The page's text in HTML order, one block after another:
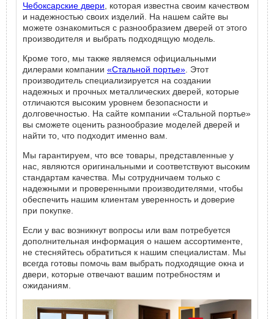
Чебоксарские двери , которая известна своим качеством
и надежностью своих изделий. На нашем сайте вы
можете ознакомиться с разнообразием дверей от этого
производителя и выбрать подходящую модель.
Кроме того, мы также являемся официальными
дилерами компании «Стальной портье» . Этот
производитель специализируется на создании
надежных и прочных металлических дверей, которые
отличаются высоким уровнем безопасности и
долговечностью. На сайте компании «Стальной портье»
вы сможете оценить разнообразие моделей дверей и
найти то, что подходит именно вам.
Мы гарантируем, что все товары, представленные у
нас, являются оригинальными и соответствуют высоким
стандартам качества. Мы сотрудничаем только с
надежными и проверенными производителями, чтобы
обеспечить нашим клиентам уверенность и доверие
при покупке.
Если у вас возникнут вопросы или вам потребуется
дополнительная информация о нашем ассортименте,
не стесняйтесь обратиться к нашим специалистам. Мы
всегда готовы помочь вам выбрать подходящие окна и
двери, которые отвечают вашим потребностям и
ожиданиям.